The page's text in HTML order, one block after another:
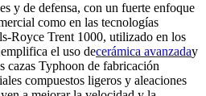
y de defensa, con un fuerte enfoque
como en las tecnologías
Royce Trent 1000, utilizado en los
el uso decerámica avanzaday
cazas Typhoon de fabricación
compuestos ligeros y aleaciones